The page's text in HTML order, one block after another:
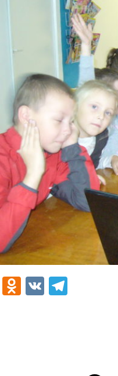
Odnoklassniki
VK